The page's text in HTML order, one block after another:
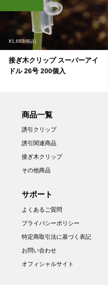
¥1,683(税込)
接ぎ木クリップ スーパーアイ
ドル 26号 200個入
商品一覧
誘引クリップ
誘引関連商品
接ぎ木クリップ
その他商品
サポート
よくあるご質問
プライバシーポリシー
特定商取引法に基づく表記
お問い合わせ
オフィシャルサイト